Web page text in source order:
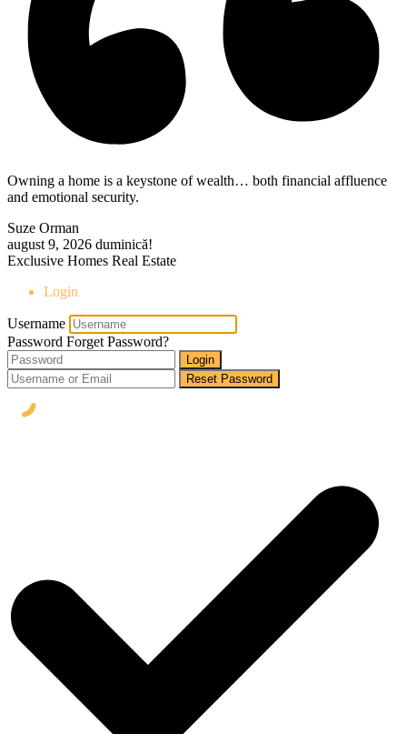
Owning a home is a keystone of wealth… both financial affluence
and emotional security.
Suze Orman
august 9, 2026 duminică!
Exclusive Homes Real Estate
Login
Username
Password Forget Password?
Login
Reset Password